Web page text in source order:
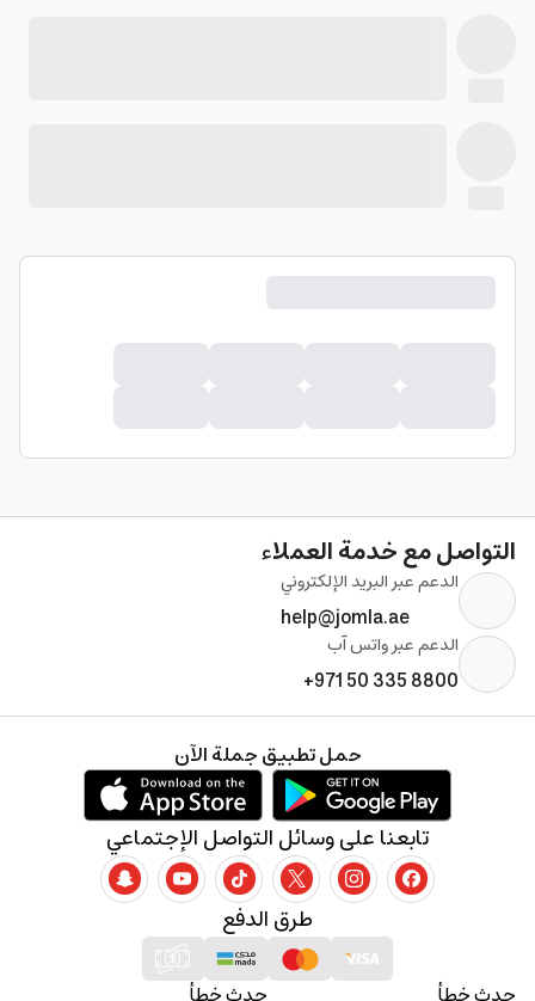
التواصل مع خدمة العملاء
الدعم عبر البريد الإلكتروني
help@jomla.ae
الدعم عبر واتس آب
+971 50 335 8800
طرق الدفع
تابعنا على وسائل التواصل الإجتماعي
حمل تطبيق جملة الآن